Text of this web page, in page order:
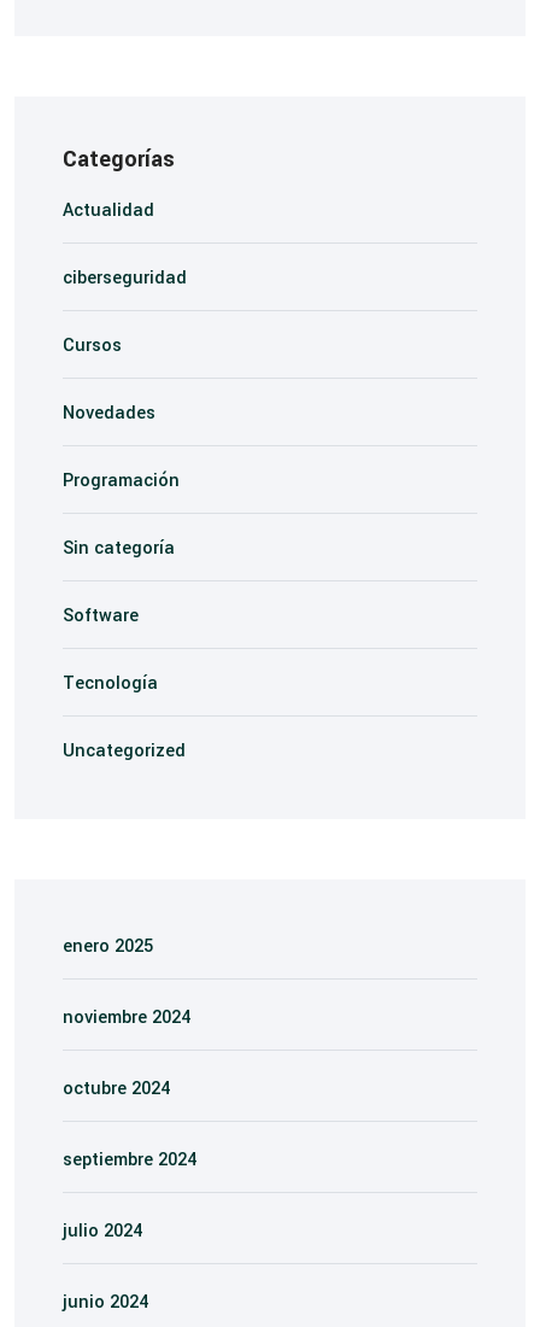
Categorías
Actualidad
ciberseguridad
Cursos
Novedades
Programación
Sin categoría
Software
Tecnología
Uncategorized
enero 2025
noviembre 2024
octubre 2024
septiembre 2024
julio 2024
junio 2024